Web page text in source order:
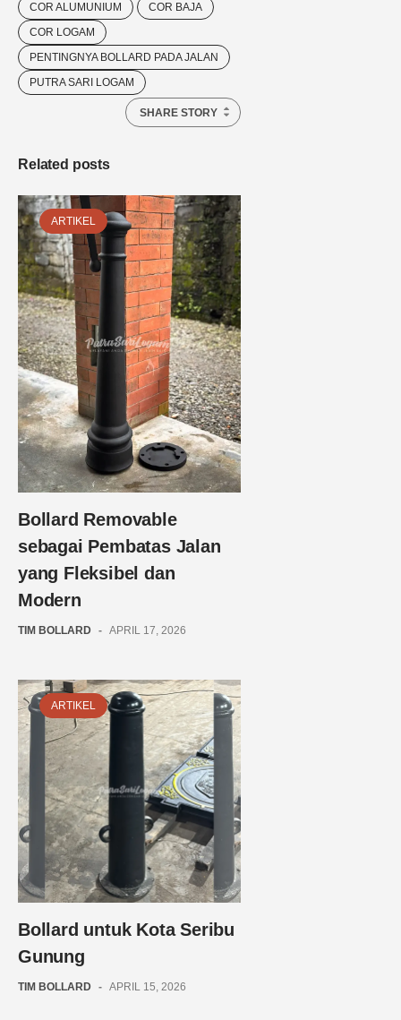
COR ALUMUNIUM
COR BAJA
COR LOGAM
PENTINGNYA BOLLARD PADA JALAN
PUTRA SARI LOGAM
SHARE STORY
Related posts
ARTIKEL
Bollard Removable
sebagai Pembatas Jalan
yang Fleksibel dan
Modern
TIM BOLLARD - APRIL 17, 2026
ARTIKEL
Bollard untuk Kota Seribu
Gunung
TIM BOLLARD - APRIL 15, 2026